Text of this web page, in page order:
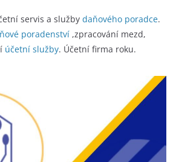
servis a služby daňového poradce.
poradenství ,zpracování mezd,
účetní služby. Účetní firma roku.